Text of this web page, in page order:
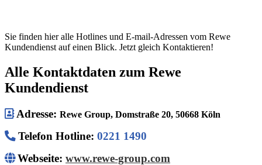
Sie finden hier alle Hotlines und E-mail-Adressen vom Rewe
Kundendienst auf einen Blick. Jetzt gleich Kontaktieren!
Alle Kontaktdaten zum Rewe
Kundendienst
Adresse: Rewe Group, Domstraße 20, 50668 Köln
Telefon Hotline: 0221 1490
Webseite: www.rewe-group.com